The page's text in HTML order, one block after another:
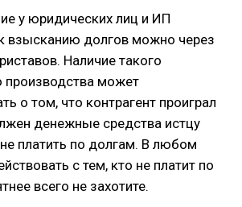
у юридических лиц и ИП
взысканию долгов можно через
Наличие такого
производства может
о том, что контрагент проиграл
денежные средства истцу
платить по долгам. В любом
с тем, кто не платит по
всего не захотите.